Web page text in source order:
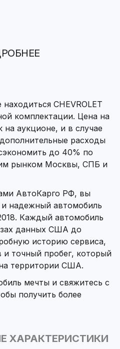
CHEVROLET
комплектации. Цена на
на аукционе, и в случае
расходы
до 40% по
рынком Москвы, СПБ и
АвтоКарго РФ, вы
надежный автомобиль
Каждый автомобиль
данных США до
историю сервиса,
и точный пробег, который
территории США.
мечты и свяжитесь с
получить более
ХАРАКТЕРИСТИКИ